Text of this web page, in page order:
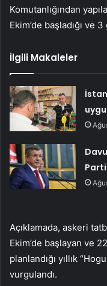
Komutanlığından
Ekim’de başladığı ve
İlgili Makaleler
Açıklamada, askeri
Ekim’de başlayan ve
planlandığı yıllık
vurgulandı.